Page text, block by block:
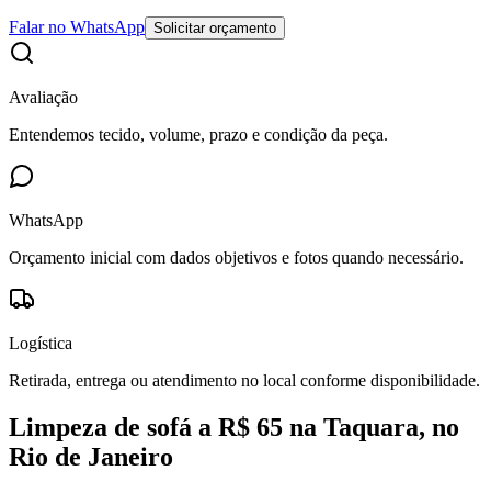
Falar no WhatsApp Solicitar orçamento
Avaliação
Entendemos tecido, volume, prazo e condição da peça.
WhatsApp
Orçamento inicial com dados objetivos e fotos quando necessário.
Logística
Retirada, entrega ou atendimento no local conforme disponibilidade.
Limpeza de sofá a R$ 65 na Taquara, no
Rio de Janeiro